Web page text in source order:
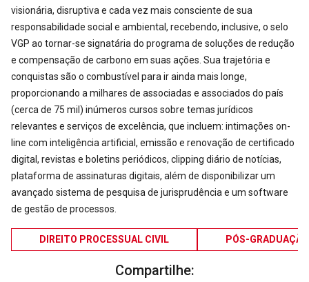
visionária, disruptiva e cada vez mais consciente de sua
responsabilidade social e ambiental, recebendo, inclusive, o selo
VGP ao tornar-se signatária do programa de soluções de redução
e compensação de carbono em suas ações. Sua trajetória e
conquistas são o combustível para ir ainda mais longe,
proporcionando a milhares de associadas e associados do país
(cerca de 75 mil) inúmeros cursos sobre temas jurídicos
relevantes e serviços de excelência, que incluem: intimações on-
line com inteligência artificial, emissão e renovação de certificado
digital, revistas e boletins periódicos, clipping diário de notícias,
plataforma de assinaturas digitais, além de disponibilizar um
avançado sistema de pesquisa de jurisprudência e um software
de gestão de processos.
DIREITO PROCESSUAL CIVIL PÓS-GRADUAÇÃO
Compartilhe: